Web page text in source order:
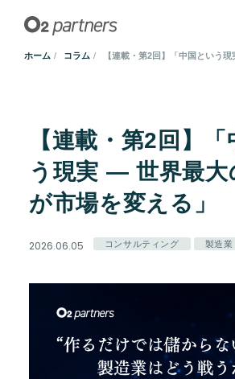
ホーム コラム
【連載・第2回】
う現実 ― 世界最大
が市場を変える」
2026.06.05 コンサルティング 製造業